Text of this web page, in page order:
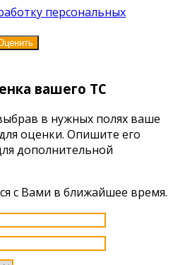
персональных
вашего ТС
в нужных полях ваше
оценки. Опишите его
дополнительной
с Вами в ближайшее время.